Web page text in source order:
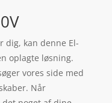
dig, kan denne El-
oplagte løsning.
vores side med
Når